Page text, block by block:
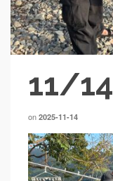
11/14
on 2025-11-14